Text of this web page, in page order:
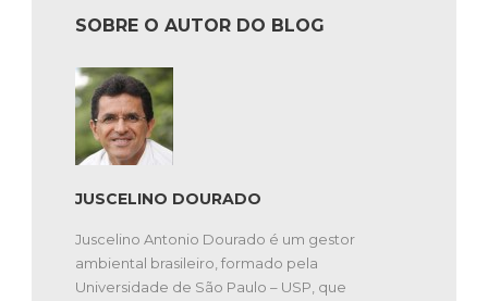
SOBRE O AUTOR DO BLOG
JUSCELINO DOURADO
Juscelino Antonio Dourado é um gestor
ambiental brasileiro, formado pela
Universidade de São Paulo – USP, que